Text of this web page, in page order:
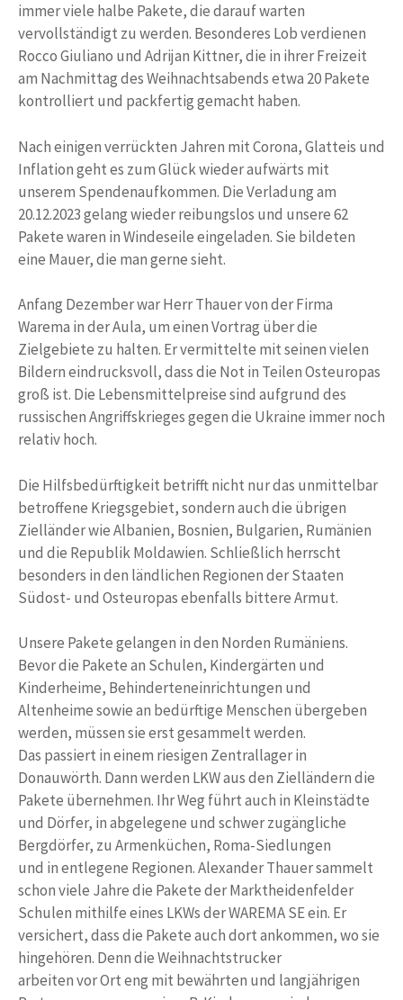
immer viele halbe Pakete, die darauf warten
vervollständigt zu werden. Besonderes Lob verdienen
Rocco Giuliano und Adrijan Kittner, die in ihrer Freizeit
am Nachmittag des Weihnachtsabends etwa 20 Pakete
kontrolliert und packfertig gemacht haben.
Nach einigen verrückten Jahren mit Corona, Glatteis und
Inflation geht es zum Glück wieder aufwärts mit
unserem Spendenaufkommen. Die Verladung am
20.12.2023 gelang wieder reibungslos und unsere 62
Pakete waren in Windeseile eingeladen. Sie bildeten
eine Mauer, die man gerne sieht.
Anfang Dezember war Herr Thauer von der Firma
Warema in der Aula, um einen Vortrag über die
Zielgebiete zu halten. Er vermittelte mit seinen vielen
Bildern eindrucksvoll, dass die Not in Teilen Osteuropas
groß ist. Die Lebensmittelpreise sind aufgrund des
russischen Angriffskrieges gegen die Ukraine immer noch
relativ hoch.
Die Hilfsbedürftigkeit betrifft nicht nur das unmittelbar
betroffene Kriegsgebiet, sondern auch die übrigen
Zielländer wie Albanien, Bosnien, Bulgarien, Rumänien
und die Republik Moldawien. Schließlich herrscht
besonders in den ländlichen Regionen der Staaten
Südost- und Osteuropas ebenfalls bittere Armut.
Unsere Pakete gelangen in den Norden Rumäniens.
Bevor die Pakete an Schulen, Kindergärten und
Kinderheime, Behinderteneinrichtungen und
Altenheime sowie an bedürftige Menschen übergeben
werden, müssen sie erst gesammelt werden.
Das passiert in einem riesigen Zentrallager in
Donauwörth. Dann werden LKW aus den Zielländern die
Pakete übernehmen. Ihr Weg führt auch in Kleinstädte
und Dörfer, in abgelegene und schwer zugängliche
Bergdörfer, zu Armenküchen, Roma-Siedlungen
und in entlegene Regionen. Alexander Thauer sammelt
schon viele Jahre die Pakete der Marktheidenfelder
Schulen mithilfe eines LKWs der WAREMA SE ein. Er
versichert, dass die Pakete auch dort ankommen, wo sie
hingehören. Denn die Weihnachtstrucker
arbeiten vor Ort eng mit bewährten und langjährigen